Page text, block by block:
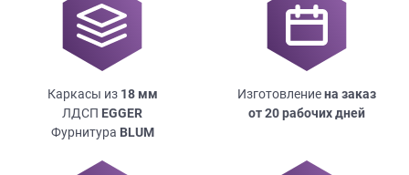
Каркасы из 18мм
ЛДСП EGGER
Фурнитура BLUM
Изготовлениена заказ
от 20 рабочих дней